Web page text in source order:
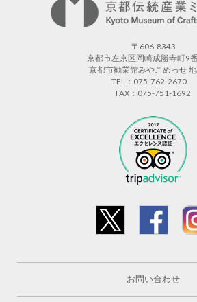
〒606-8343
京都市左京区岡崎成勝寺町9
京都市勧業館みやこめっせ
TEL：075-762-2670
FAX：075-751-1692
お問い合わせ